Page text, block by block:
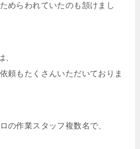
めらわれていたのも頷けまし
、
頼もたくさんいただいておりま
の作業スタッフ複数名で、